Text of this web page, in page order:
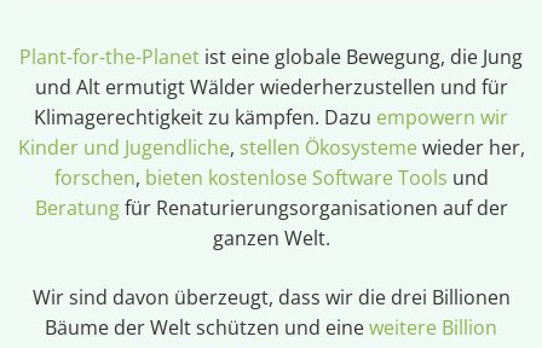
Plant-for-the-Planet ist eine globale Bewegung, die Jung
und Alt ermutigt Wälder wiederherzustellen und für
Klimagerechtigkeit zu kämpfen. Dazu empowern wir
Kinder und Jugendliche, stellen Ökosystemewieder her,
forschen, bieten kostenlose Software Tools und
Beratungfür Renaturierungsorganisationen auf der
ganzen Welt.
Wir sind davon überzeugt, dass wir die drei Billionen
Bäume der Welt schützen und eineweitere Billion